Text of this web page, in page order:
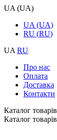
UA (UA)
UA (UA)
RU (RU)
UA RU
Про нас
Оплата
Доставка
Контакти
Каталог товарiв
Каталог товарiв